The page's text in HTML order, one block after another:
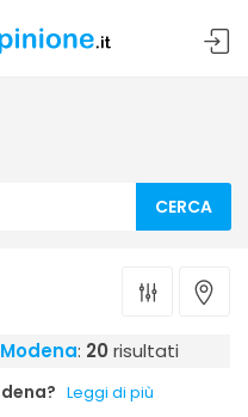
CERCA
: 20 risultati
Leggi di più